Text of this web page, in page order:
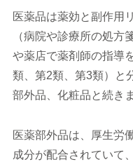
医薬品は薬効と副作用
（病院や診療所の処方
や薬店で薬剤師の指導
類、第2類、第3類）と
部外品、化粧品と続き
医薬部外品は、厚生労
成分が配合されていて